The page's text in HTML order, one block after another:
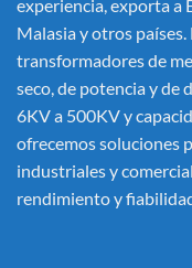
experiencia, exporta a
Malasia y otros
transformadores de
seco, de potencia y de
6KV a 500KV y
ofrecemos soluciones
industriales y
rendimiento y